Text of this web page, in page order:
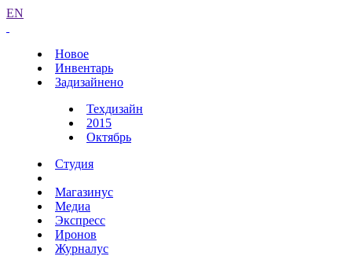
EN
Новое
Инвентарь
Задизайнено
Техдизайн
2015
Октябрь
Студия
Магазинус
Медиа
Экспресс
Иронов
Журналус